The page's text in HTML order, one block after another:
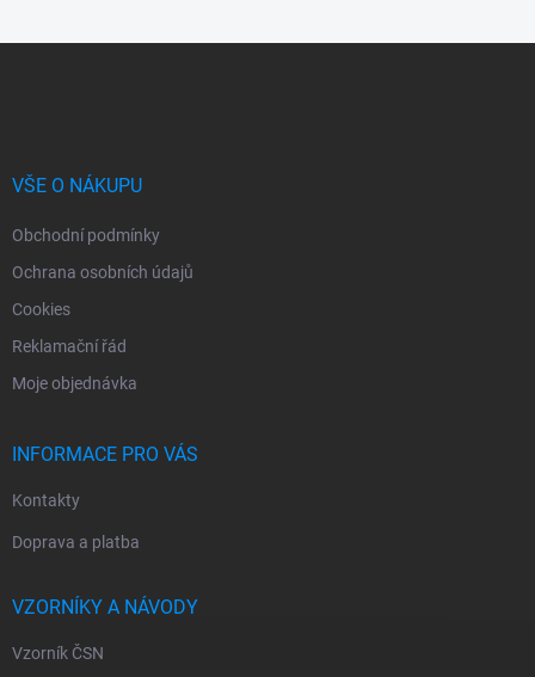
VŠE O NÁKUPU
Obchodní podmínky
Ochrana osobních údajů
Cookies
Reklamační řád
Moje objednávka
INFORMACE PRO VÁS
Kontakty
Doprava a platba
VZORNÍKY A NÁVODY
Vzorník ČSN